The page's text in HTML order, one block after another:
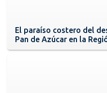
El paraíso costero del
Pan de Azúcar en la